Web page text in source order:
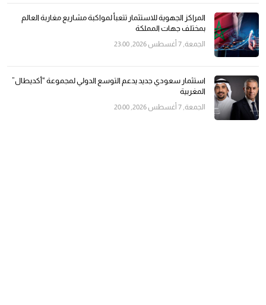
المراكز الجهوية للاستثمار تتعبأ لمواكبة مشاريع مغاربة العالم
بمختلف جهات المملكة
الجمعة, 7 أغسطس 2026, 23:00
استثمار سعودي جديد يدعم التوسع الدولي لمجموعة “أكديطال”
المغربية
الجمعة, 7 أغسطس 2026, 20:00